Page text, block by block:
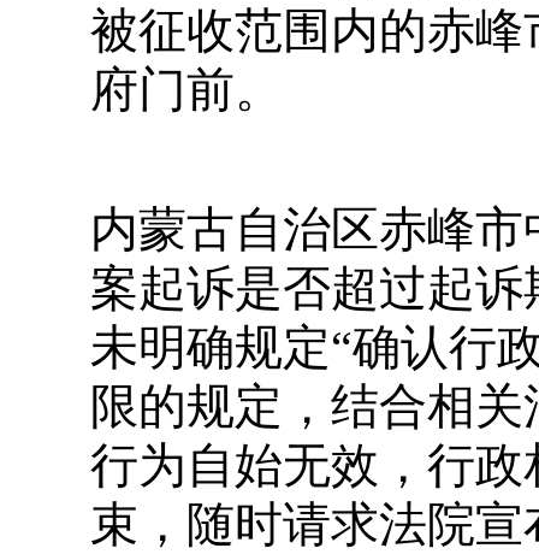
被征收范围内的赤
府门前。
内蒙古自治区赤峰
案起诉是否超过起
未明确规定“确认行
限的规定，结合相
行为自始无效，行
束，随时请求法院